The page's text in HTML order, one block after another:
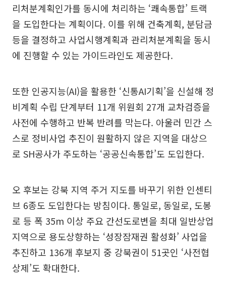
리처분계획인가를 동시에 처리하는 ‘쾌속통합’ 트랙
을 도입한다는 계획이다. 이를 위해 건축계획, 분담금
등을 결정하고 사업시행계획과 관리처분계획을 동시
에 진행할 수 있는 가이드라인도 제공한다.
또한 인공지능(AI)을 활용한 ‘신통AI기획’을 신설해 정
비계획 수립 단계부터 11개 위원회 27개 교차검증을
사전에 수행하고 반복 반려를 막는다. 아울러 민간 스
스로 정비사업 추진이 원활하지 않은 지역을 대상으
로 SH공사가 주도하는 ‘공공신속통합’도 도입한다.
오 후보는 강북 지역 주거 지도를 바꾸기 위한 인센티
브 6종도 도입한다는 방침이다. 통일로, 동일로, 도봉
로 등 폭 35m 이상 주요 간선도로변을 최대 일반상업
지역으로 용도상향하는 ‘성장잠재권 활성화’ 사업을
추진하고 136개 후보지 중 강북권이 51곳인 ‘사전협
상제’도 확대한다.